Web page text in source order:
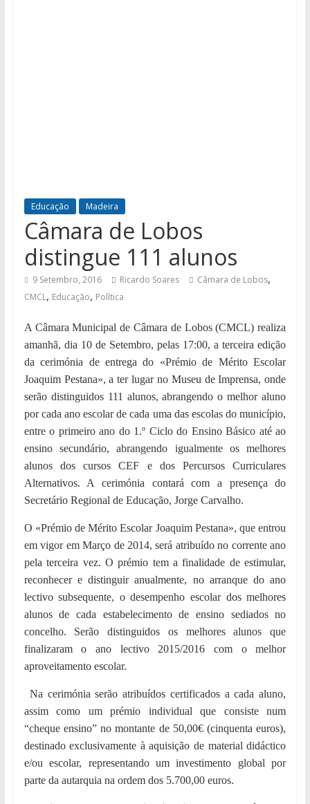
Educação Madeira
Câmara de Lobos
distingue 111 alunos
9 Setembro, 2016 Ricardo Soares Câmara de Lobos,
CMCL, Educação, Política
A Câmara Municipal de Câmara de Lobos (CMCL) realiza
amanhã, dia 10 de Setembro, pelas 17:00, a terceira edição
da cerimónia de entrega do «Prémio de Mérito Escolar
Joaquim Pestana», a ter lugar no Museu de Imprensa, onde
serão distinguidos 111 alunos, abrangendo o melhor aluno
por cada ano escolar de cada uma das escolas do município,
entre o primeiro ano do 1.º Ciclo do Ensino Básico até ao
ensino secundário, abrangendo igualmente os melhores
alunos dos cursos CEF e dos Percursos Curriculares
Alternativos. A cerimónia contará com a presença do
Secretário Regional de Educação, Jorge Carvalho.
O «Prémio de Mérito Escolar Joaquim Pestana», que entrou
em vigor em Março de 2014, será atribuído no corrente ano
pela terceira vez. O prémio tem a finalidade de estimular,
reconhecer e distinguir anualmente, no arranque do ano
lectivo subsequente, o desempenho escolar dos melhores
alunos de cada estabelecimento de ensino sediados no
concelho. Serão distinguidos os melhores alunos que
finalizaram o ano lectivo 2015/2016 com o melhor
aproveitamento escolar.
Na cerimónia serão atribuídos certificados a cada aluno,
assim como um prémio individual que consiste num
“cheque ensino” no montante de 50,00€ (cinquenta euros),
destinado exclusivamente à aquisição de material didáctico
e/ou escolar, representando um investimento global por
parte da autarquia na ordem dos 5.700,00 euros.